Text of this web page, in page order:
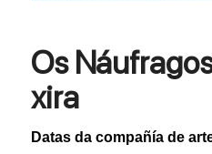
Os
xira
Datas da compañía de